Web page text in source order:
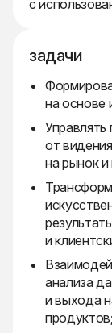
с
задачи
на основе
от
на рынок
и
анализа
и выхода
продуктов;